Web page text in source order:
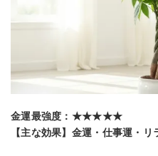
金運最強度：★★★★★
【主な効果】金運・仕事運・リ